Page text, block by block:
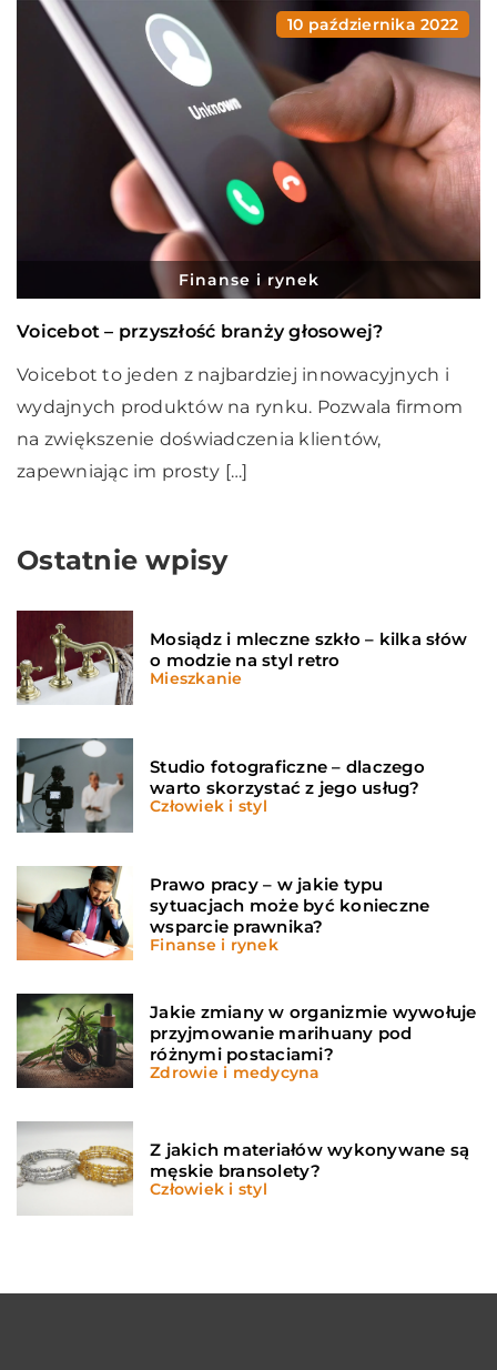
10 października 2022
Finanse i rynek
Voicebot – przyszłość branży głosowej?
Voicebot to jeden z najbardziej innowacyjnych i
wydajnych produktów na rynku. Pozwala firmom
na zwiększenie doświadczenia klientów,
zapewniając im prosty […]
Ostatnie wpisy
Mosiądz i mleczne szkło – kilka słów
o modzie na styl retro
Mieszkanie
Studio fotograficzne – dlaczego
warto skorzystać z jego usług?
Człowiek i styl
Prawo pracy – w jakie typu
sytuacjach może być konieczne
wsparcie prawnika?
Finanse i rynek
Jakie zmiany w organizmie wywołuje
przyjmowanie marihuany pod
różnymi postaciami?
Zdrowie i medycyna
Z jakich materiałów wykonywane są
męskie bransolety?
Człowiek i styl